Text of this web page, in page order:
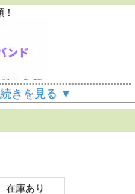
きを見る ▼
在庫あり